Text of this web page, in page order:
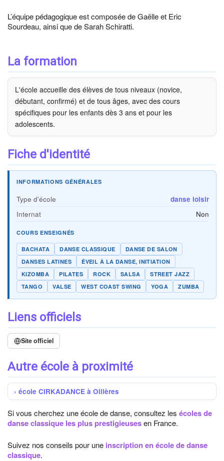
L’équipe pédagogique est composée de Gaëlle et Eric
Sourdeau, ainsi que de Sarah Schiratti.
La formation
L'école accueille des élèves de tous niveaux (novice,
débutant, confirmé) et de tous âges, avec des cours
spécifiques pour les enfants dès 3 ans et pour les
adolescents.
Fiche d'identité
INFORMATIONS GÉNÉRALES
Type d'école
danse loisir
Internat
Non
COURS ENSEIGNÉS
BACHATA DANSE CLASSIQUE
DANSE DE SALON
DANSES LATINES
ÉVEIL À LA DANSE, INITIATION
KIZOMBA
PILATES ROCK SALSA
STREET JAZZ
TANGO
VALSE WEST COAST SWING YOGA ZUMBA
Liens officiels
Site officiel
Autre école à proximité
école CIRKADANCE à Ollières
Si vous cherchez une école de danse, consultez les écoles de
danse classique les plus prestigieusesen France.
Suivez nos conseils pour une inscription en école de danse
classique.